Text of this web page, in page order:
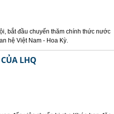
bắt đầu chuyến thăm chính thức nước
hệ Việt Nam - Hoa Kỳ.
LHQ